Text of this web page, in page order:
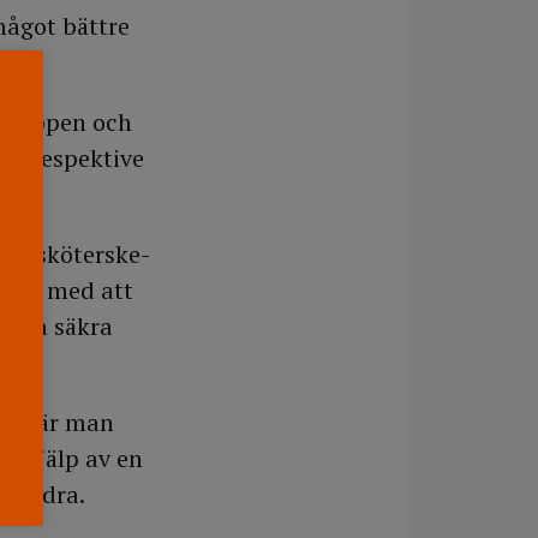
bättre
och
respektive
med att
säkra
där man
hjälp av en